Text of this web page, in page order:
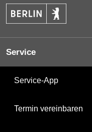
Service
Service-App
Termin vereinbaren